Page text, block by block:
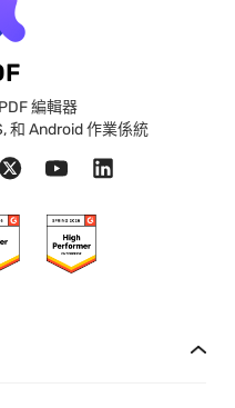
編輯器
和 Android 作業係統